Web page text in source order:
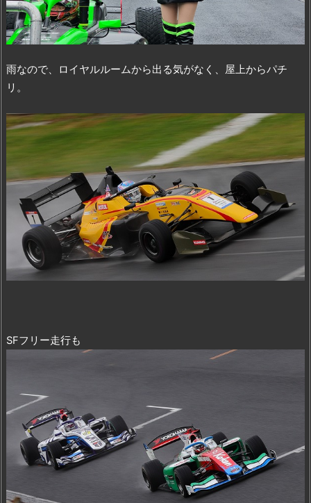
雨なので、ロイヤルルームから出る気がなく、屋上からパチ
リ。
SFフリー走行も